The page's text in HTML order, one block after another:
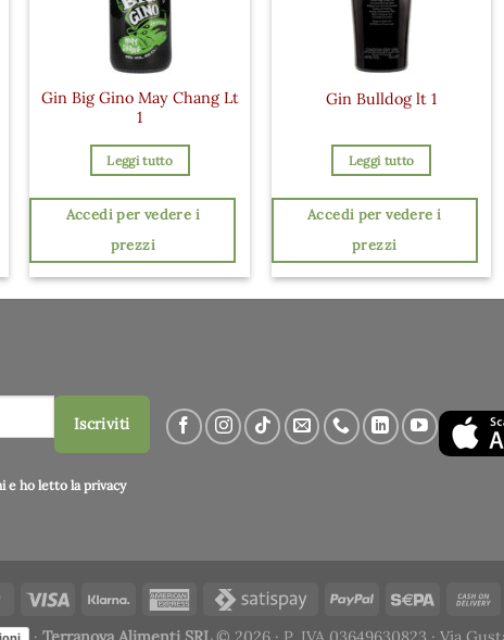
Gin Big Gino May Chang Lt
1
Leggi tutto
Accedi per vedere i
prezzi
Gin Bulldog lt 1
Leggi tutto
Accedi per vedere i
prezzi
Iscriviti
e ho letto la privacy